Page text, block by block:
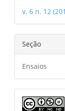
v. 6 n. 12
Seção
Ensaios